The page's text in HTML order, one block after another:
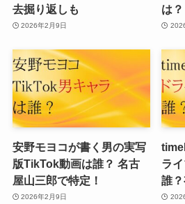
去掘り返しも
2026年2月9日
は？
安野モヨコが書く男の実写
版TikTok動画は誰？ 名古
屋山三郎で特定！
2026年2月9日
ラ
誰